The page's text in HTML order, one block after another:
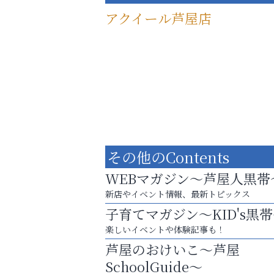
アクイール芦屋店
洋服お売りください！ 買取サービスは
出張・宅配・持ち込みすべて無料！
アテイン音楽教室
その他のContents
WEBマガジン～芦屋人黒帯
新店やイベント情報、最新トピックス
子育てマガジン～KID's黒
楽しいイベントや体験記事も！
芦屋のおけいこ～芦屋
SchoolGuide～